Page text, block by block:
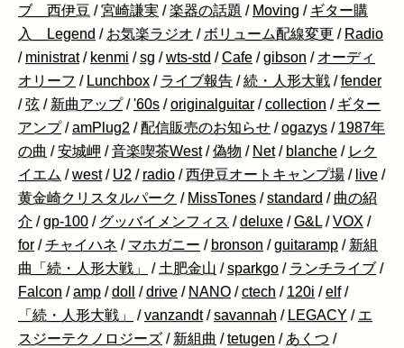
ブ 西伊豆 /宮崎謙実 /楽器の話題 / Moving / ギター購
入 Legend / お気楽ラジオ /ボリューム配線変更 / Radio
/ ministrat / kenmi /sg /wts-std /Cafe /gibson / オーディ
オリーフ / Lunchbox / ライブ報告 /続・人形大戦 /fender
/弦 / 新曲アップ /'60s /originalguitar /collection / ギター
アンプ /amPlug2 / 配信販売のお知らせ /ogazys / 1987年
の曲 /安城岬 /音楽喫茶West /偽物 / Net / blanche / レク
イエム /west / U2 / radio / 西伊豆オートキャンプ場 / live /
黄金崎クリスタルパーク / MissTones /standard / 曲の紹
介 /gp-100 / グッバイメンフィス /deluxe /G&L /VOX /
for /チャイハネ / マホガニー / bronson /guitaramp / 新組
曲「続・人形大戦」
/土肥金山 /sparkgo / ランチライブ /
Falcon /amp /doll /drive / NANO /ctech / 120i /elf /
「続・人形大戦」
/vanzandt /savannah / LEGACY / エ
スジーテクノロジーズ / 新組曲 /tetugen / あくつ /